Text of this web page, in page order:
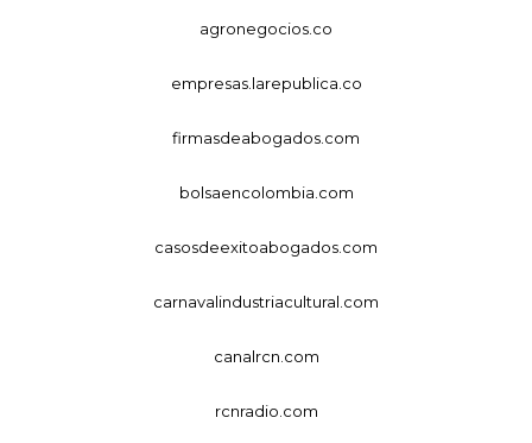
agronegocios.co
empresas.larepublica.co
firmasdeabogados.com
bolsaencolombia.com
casosdeexitoabogados.com
carnavalindustriacultural.com
canalrcn.com
rcnradio.com